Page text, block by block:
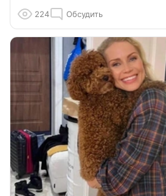
224 Обсудить